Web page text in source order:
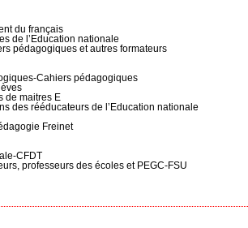
du français
de l’Education nationale
pédagogiques et autres formateurs
Cahiers pédagogiques
de maitres E
des rééducateurs de l’Education nationale
Freinet
CFDT
professeurs des écoles et PEGC-FSU